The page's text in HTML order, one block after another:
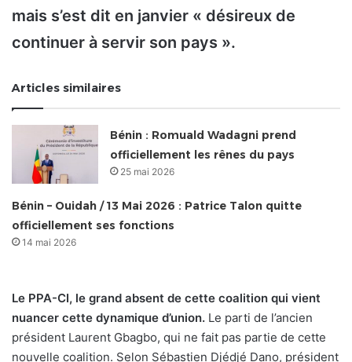
mais s’est dit en janvier « désireux de
continuer à servir son pays ».
Articles similaires
Bénin : Romuald Wadagni prend
officiellement les rênes du pays
25 mai 2026
Bénin – Ouidah / 13 Mai 2026 : Patrice Talon quitte
officiellement ses fonctions
14 mai 2026
Le PPA-CI, le grand absent de cette coalition qui vient
nuancer cette dynamique d’union. Le parti de l’ancien
président Laurent Gbagbo, qui ne fait pas partie de cette
nouvelle coalition. Selon Sébastien Djédjé Dano, président